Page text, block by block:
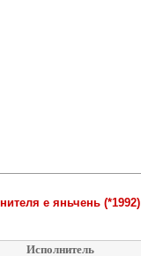
е яньчень (*1992)
Исполнитель